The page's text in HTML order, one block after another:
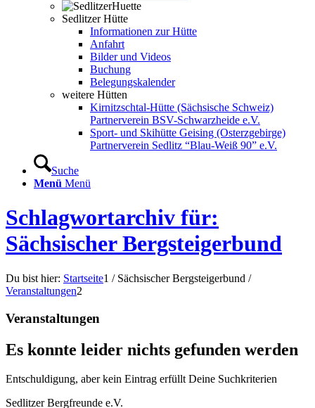
Sedlitzer Hütte
Informationen zur Hütte
Anfahrt
Bilder und Videos
Buchung
Belegungskalender
weitere Hütten
Kirnitzschtal-Hütte (Sächsische Schweiz)
Partnerverein BSV-Schwarzheide e.V.
Sport- und Skihütte Geising (Osterzgebirge)
Partnerverein Sedlitz “Blau-Weiß 90” e.V.
Suche
Menü Menü
Schlagwortarchiv für:
Sächsischer Bergsteigerbund
Du bist hier: Startseite1 / Sächsischer Bergsteigerbund /
Veranstaltungen2
Veranstaltungen
Es konnte leider nichts gefunden werden
Entschuldigung, aber kein Eintrag erfüllt Deine Suchkriterien
Sedlitzer Bergfreunde e.V.